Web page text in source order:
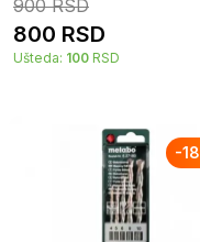
900RSD
800 RSD
Ušteda: 100 RSD
-18